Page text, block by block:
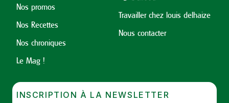
Nos promos
Nos Recettes
Nos chroniques
Le Mag !
Travailler chez louis delhaize
Nous contacter
INSCRIPTION À LA NEWSLETTER